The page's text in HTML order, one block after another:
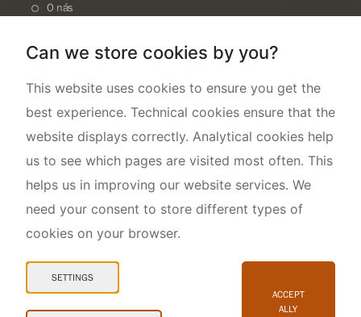
O nás
Snadné čtení
Can we store cookies by you?
This website uses cookies to ensure you get the
best experience. Technical cookies ensure that the
website displays correctly. Analytical cookies help
us to see which pages are visited most often. This
helps us in improving our website services. We
need your consent to store different types of
cookies on your browser.
SETTINGS
ACCEPT
ALLY